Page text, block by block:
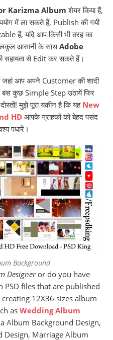
Karizma Albumशेयर किया हैं,
में ला सकते हैं, Publish की गयी
हैं, यदि आप किसी भी तरह का
आसानी के साथ Adobe
सहायता से Edit कर सकते हैं।
आप अपने Customer की शादी
बस कुछ Simple Step उठायें फिर
मुझे पूरा यकीन है कि यहNew
HDआपके ग्राहकों को बेहद पसंद
पधारें।
Background
Designeror do you have
PSD files that are published
12X36 sizes album
as Wedding Album
Album Background Design,
Design, Marriage Album